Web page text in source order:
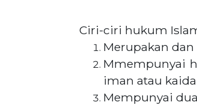
Ciri-ciri hukum
Merupakan
Mmempunyai
iman atau
Mempunyai